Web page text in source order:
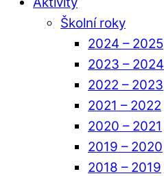
Školní roky
2024 – 2025
2023 – 2024
2022 – 2023
2021 – 2022
2020 – 2021
2019 – 2020
2018 – 2019